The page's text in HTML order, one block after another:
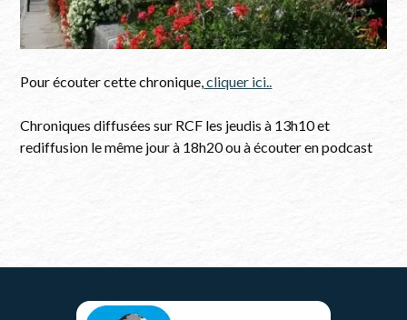
Pour écouter cette chronique,cliquer ici..
Chroniques diffusées sur RCF les jeudis à 13h10 et
rediffusion le même jour à 18h20 ou à écouter en podcast